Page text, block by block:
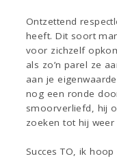
Ontzettend
heeft. Dit soort
voor zichzelf
als zo’n parel ze
aan je
nog een ronde
smoorverliefd, hij
zoeken tot hij weer
Succes TO, ik